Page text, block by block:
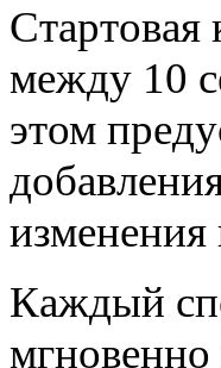
между 10
этом
изменения
Каждый